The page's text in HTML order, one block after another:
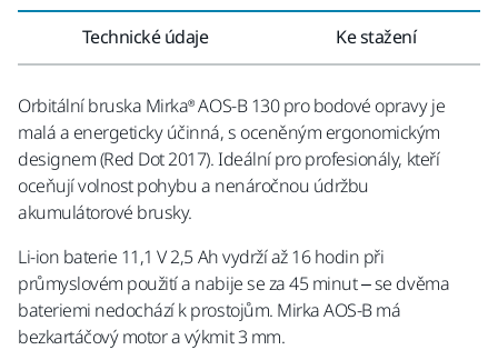
Technické údaje Ke stažení
Orbitální bruska Mirka® AOS-B 130 pro bodové opravy je
malá a energeticky účinná, s oceněným ergonomickým
designem (Red Dot 2017). Ideální pro profesionály, kteří
oceňují volnost pohybu a nenáročnou údržbu
akumulátorové brusky.
Li-ion baterie 11,1 V 2,5 Ah vydrží až 16 hodin při
průmyslovém použití a nabije se za 45 minut – se dvěma
bateriemi nedochází k prostojům. Mirka AOS-B má
bezkartáčový motor a výkmit 3 mm.